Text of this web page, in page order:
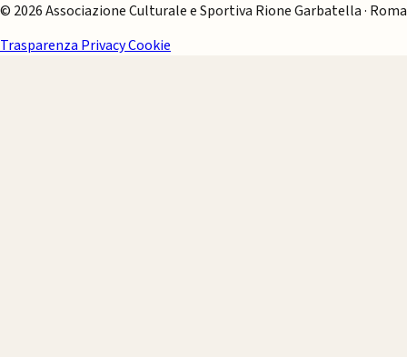
© 2026 Associazione Culturale e Sportiva Rione Garbatella · Roma
Trasparenza PrivacyCookie